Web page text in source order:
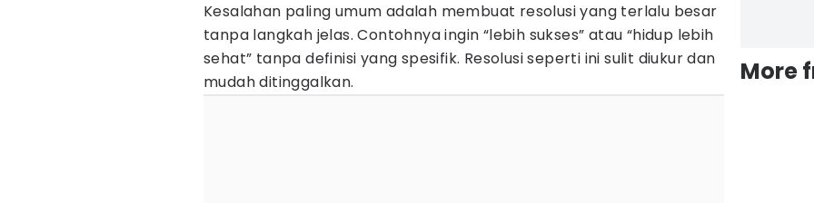
Kesalahan paling umum adalah membuat resolusi yang terlalu besar
tanpa langkah jelas. Contohnya ingin “lebih sukses” atau “hidup lebih
sehat” tanpa definisi yang spesifik. Resolusi seperti ini sulit diukur dan
mudah ditinggalkan.
More